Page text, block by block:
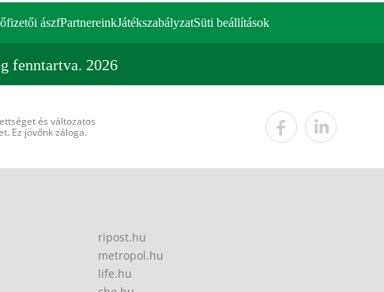
ászfPartnereinkJátékszabályzatSüti beállítások
fenntartva. 2026
és változatos
Ez jövőnk záloga.
ripost.hu
metropol.hu
life.hu